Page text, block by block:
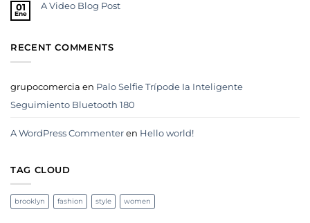
01
Ene
A Video Blog Post
RECENT COMMENTS
grupocomercia en Palo Selfie Trípode Ia Inteligente
Seguimiento Bluetooth 180
A WordPress Commenter en Hello world!
TAG CLOUD
brooklyn fashion style women